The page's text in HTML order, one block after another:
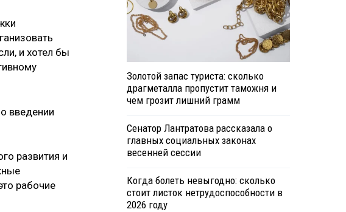
и хотел бы
введении
развития и
рабочие
Золотой запас туриста: сколько
драгметалла пропустит таможня и
чем грозит лишний грамм
Сенатор Лантратова рассказала о
главных социальных законах
весенней сессии
Когда болеть невыгодно: сколько
стоит листок нетрудоспособности в
2026 году